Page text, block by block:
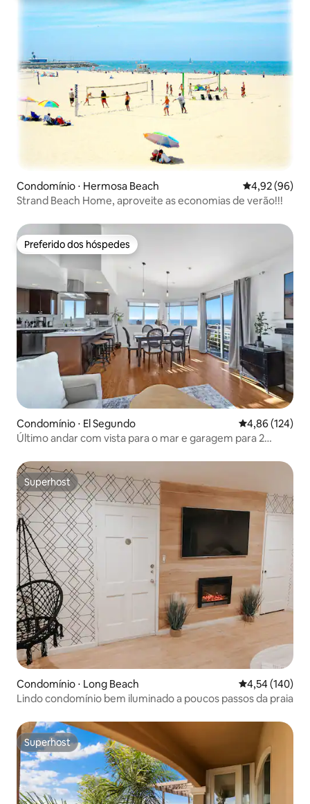
Condomínio ⋅ Hermosa Beach 4,92 de uma
4,92 (96)
Strand Beach Home, aproveite as economias de verão!!!
Preferido dos hóspedes
Preferido dos hóspedes
Condomínio ⋅ El Segundo 4,86 de uma
4,86 (124)
Último andar com vista para o mar e garagem para 2
Superhost
Superhost
Condomínio ⋅ Long Beach 4,54 de uma
4,54 (140)
Lindo condomínio bem iluminado a poucos passos da praia
Superhost
Superhost